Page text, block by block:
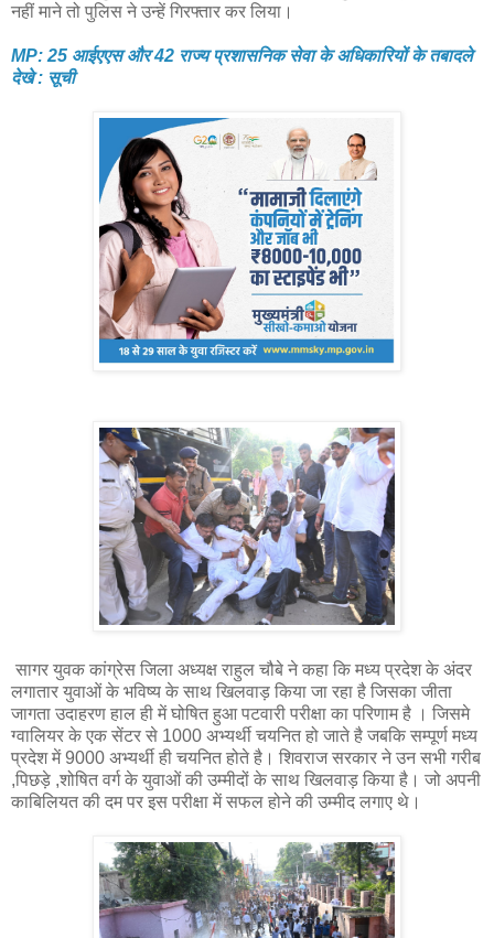
नहीं माने तो पुलिस ने उन्हें गिरफ्तार कर लिया।
MP: 25 आईएएस और 42 राज्य प्रशासनिक सेवा के अधिकारियों के तबादले
देखे : सूची
सागर युवक कांग्रेस जिला अध्यक्ष राहुल चौबे ने कहा कि मध्य प्रदेश के अंदर
लगातार युवाओं के भविष्य के साथ खिलवाड़ किया जा रहा है जिसका जीता
जागता उदाहरण हाल ही में घोषित हुआ पटवारी परीक्षा का परिणाम है । जिसमे
ग्वालियर के एक सेंटर से 1000 अभ्यर्थी चयनित हो जाते है जबकि सम्पूर्ण मध्य
प्रदेश में 9000 अभ्यर्थी ही चयनित होते है। शिवराज सरकार ने उन सभी गरीब
,पिछड़े ,शोषित वर्ग के युवाओं की उम्मीदों के साथ खिलवाड़ किया है। जो अपनी
काबिलियत की दम पर इस परीक्षा में सफल होने की उम्मीद लगाए थे।